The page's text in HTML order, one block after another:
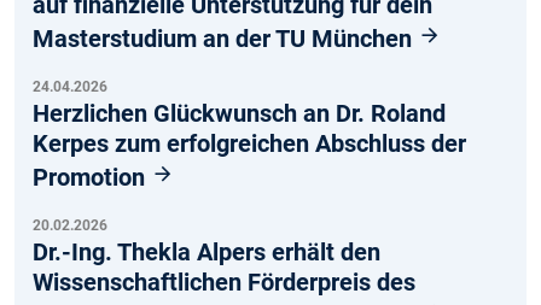
Masterstudium an der TU München
24.04.2026
Herzlichen Glückwunsch an Dr. Roland
Kerpes zum erfolgreichen Abschluss der
Promotion
20.02.2026
Dr.-Ing. Thekla Alpers erhält den
Wissenschaftlichen Förderpreis des